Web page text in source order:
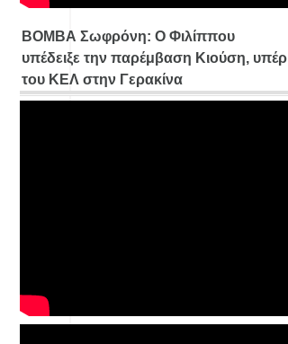
ΒΟΜΒΑ Σωφρόνη: Ο Φιλίππου
υπέδειξε την παρέμβαση Κιούση, υπέρ
του ΚΕΛ στην Γερακίνα